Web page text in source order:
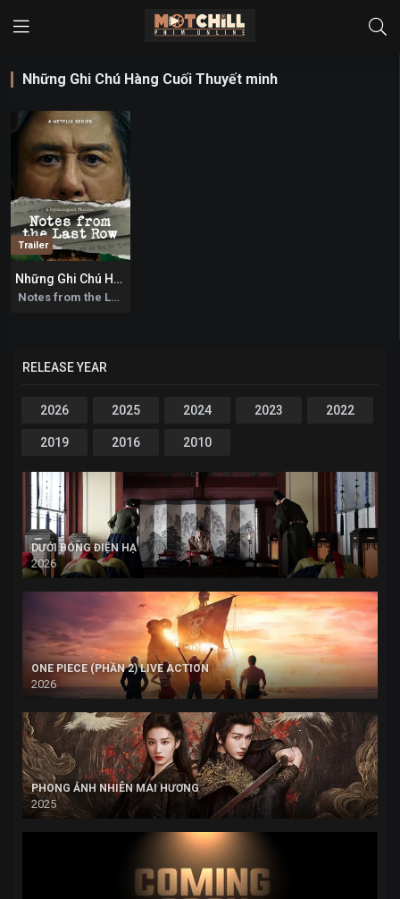
Những Ghi Chú Hàng Cuối Thuyết minh
Trailer
0
Những Ghi Chú Hàng Cuối
Notes from the Last Row 2026
RELEASE YEAR
2026 2025 2024 2023 2022
2019 2016 2010
DƯỚI BÓNG ĐIỆN HẠ
2026
ONE PIECE (PHẦN 2) LIVE ACTION
2026
PHONG ẢNH NHIÊN MAI HƯƠNG
2025